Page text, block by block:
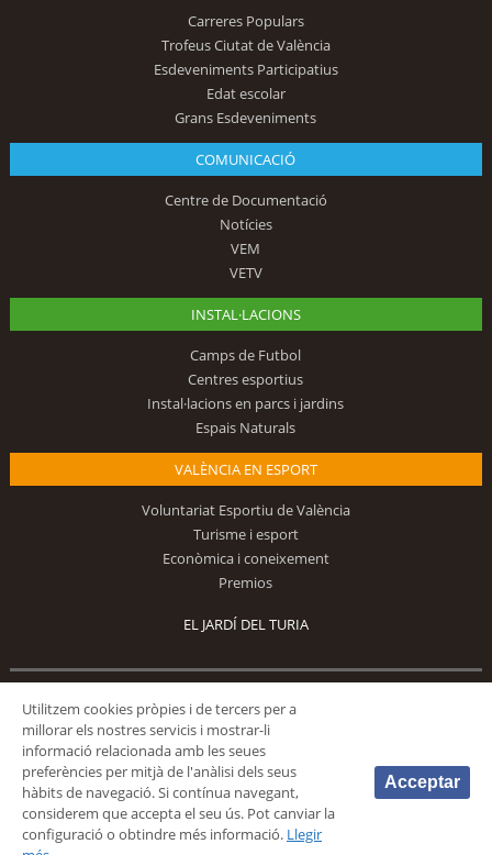
Carreres Populars
Trofeus Ciutat de València
Esdeveniments Participatius
Edat escolar
Grans Esdeveniments
COMUNICACIÓ
Centre de Documentació
Notícies
VEM
VETV
INSTAL·LACIONS
Camps de Futbol
Centres esportius
Instal·lacions en parcs i jardins
Espais Naturals
VALÈNCIA EN ESPORT
Voluntariat Esportiu de València
Turisme i esport
Econòmica i coneixement
Premios
EL JARDÍ DEL TURIA
© 2026 Fundación Deportiva Municipal Valencia |AVÍS LEGAL
Utilitzem cookies pròpies i de tercers per a
millorar els nostres servicis i mostrar-li
informació relacionada amb les seues
preferències per mitjà de l'anàlisi dels seus
hàbits de navegació. Si contínua navegant,
considerem que accepta el seu ús. Pot canviar la
configuració o obtindre més informació. Llegir
Acceptar